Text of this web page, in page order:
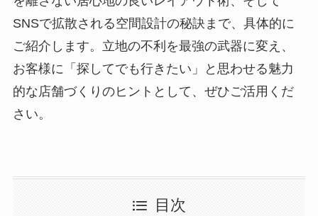
SNSで拡散される空間設計の秘訣まで、具体的に
ご紹介します。立地の不利を最強の武器に変え、
お客様に「探してでも行きたい」と思わせる魅力
的な店舗づくりのヒントとして、ぜひご活用くだ
さい。
目次